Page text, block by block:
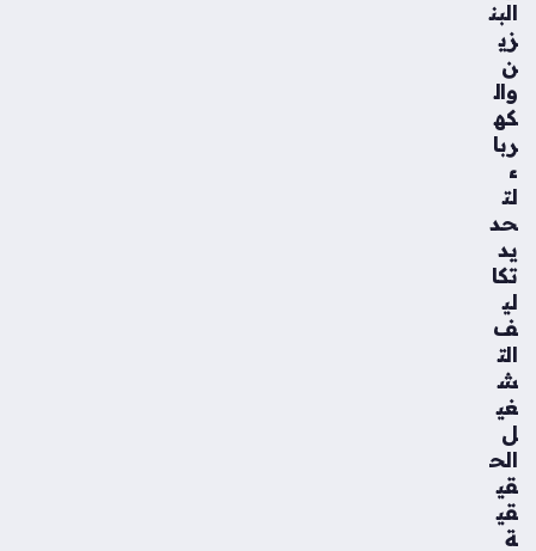
البن
زي
ن
وال
كه
ربا
ء
لت
حد
يد
تكا
لي
ف
الت
ش
غي
ل
الح
قي
قي
ة